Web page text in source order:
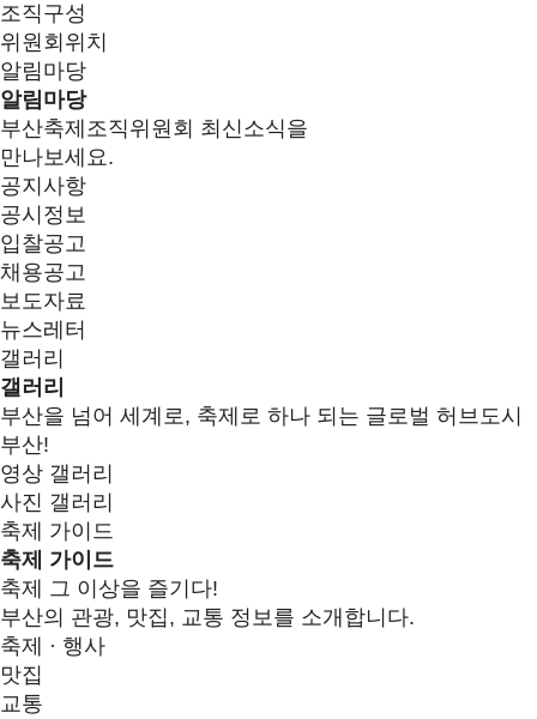
조직구성
위원회위치
알림마당
알림마당
부산축제조직위원회 최신소식을
만나보세요.
공지사항
공시정보
입찰공고
채용공고
보도자료
뉴스레터
갤러리
갤러리
부산을 넘어 세계로, 축제로 하나 되는 글로벌 허브도시
부산!
영상 갤러리
사진 갤러리
축제 가이드
축제 가이드
축제 그 이상을 즐기다!
부산의 관광, 맛집, 교통 정보를 소개합니다.
축제 · 행사
맛집
교통